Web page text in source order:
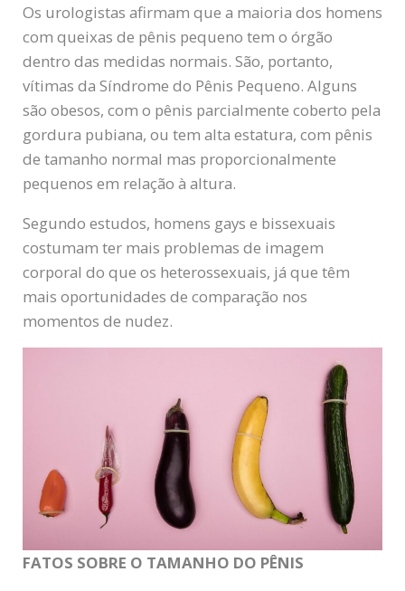
Os urologistas afirmam que a maioria dos homens
com queixas de pênis pequeno tem o órgão
dentro das medidas normais. São, portanto,
vítimas da Síndrome do Pênis Pequeno. Alguns
são obesos, com o pênis parcialmente coberto pela
gordura pubiana, ou tem alta estatura, com pênis
de tamanho normal mas proporcionalmente
pequenos em relação à altura.
Segundo estudos, homens gays e bissexuais
costumam ter mais problemas de imagem
corporal do que os heterossexuais, já que têm
mais oportunidades de comparação nos
momentos de nudez.
FATOS SOBRE O TAMANHO DO PÊNIS